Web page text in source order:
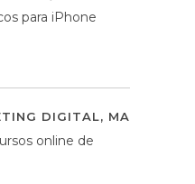
para iPhone
DIGITAL,
online de